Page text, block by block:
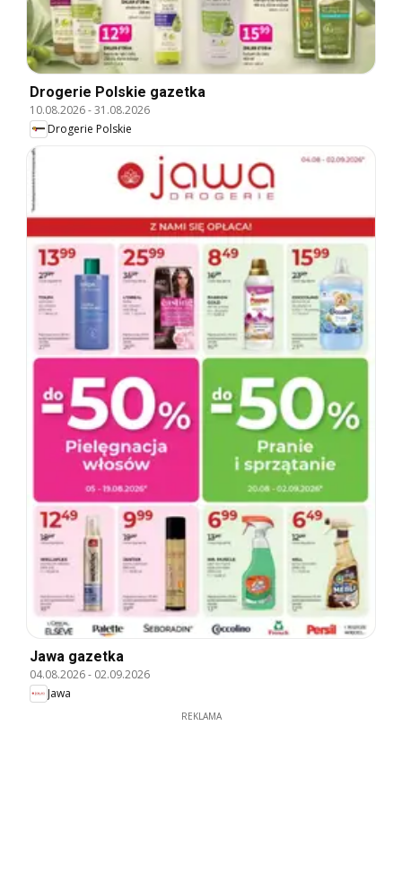
Drogerie Polskie gazetka
10.08.2026-31.08.2026
Drogerie Polskie
Jawa gazetka
04.08.2026- 02.09.2026
Jawa
REKLAMA